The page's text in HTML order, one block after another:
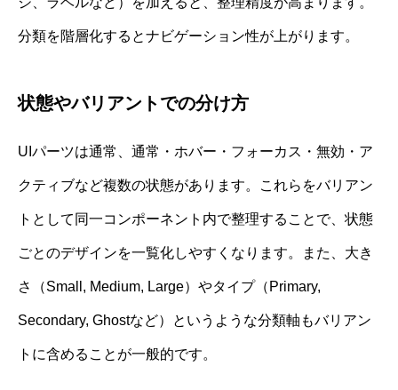
分類を階層化するとナビゲーション性が上がります。
状態やバリアントでの分け方
UIパーツは通常、通常・ホバー・フォーカス・無効・ア
クティブなど複数の状態があります。これらをバリアン
トとして同一コンポーネント内で整理することで、状態
ごとのデザインを一覧化しやすくなります。また、大き
さ（Small, Medium, Large）やタイプ（Primary,
Secondary, Ghostなど）というような分類軸もバリアン
トに含めることが一般的です。